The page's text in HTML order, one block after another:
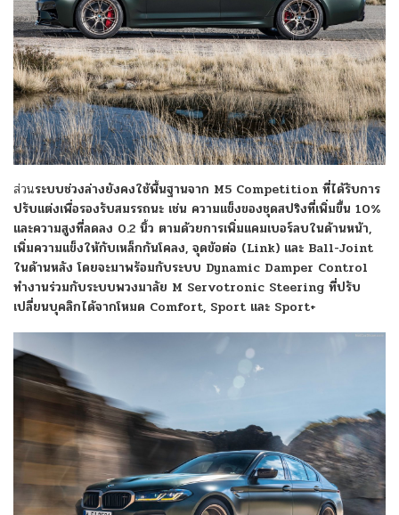
ส่วนระบบช่วงล่างยังคงใช้พื้นฐานจาก M5 Competition ที่ได้รับการ
ปรับแต่งเพื่อรองรับสมรรถนะ เช่น ความแข็งของชุดสปริงที่เพิ่มขึ้น 10%
และความสูงที่ลดลง 0.2 นิ้ว ตามด้วยการเพิ่มแคมเบอร์ลบในด้านหน้า,
เพิ่มความแข็งให้กับเหล็กกันโคลง, จุดข้อต่อ (Link) และ Ball-Joint
ในด้านหลัง โดยจะมาพร้อมกับระบบ Dynamic Damper Control
ทำงานร่วมกับระบบพวงมาลัย M Servotronic Steering ที่ปรับ
เปลี่ยนบุคลิกได้จากโหมด Comfort, Sport และ Sport+